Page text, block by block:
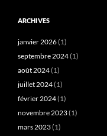
ARCHIVES
janvier 2026(1)
septembre 2024(1)
août 2024(1)
juillet 2024(1)
février 2024(1)
novembre 2023(1)
mars 2023(1)